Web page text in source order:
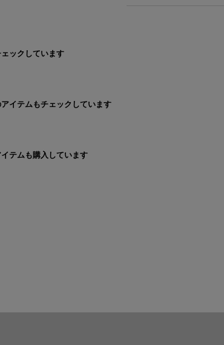
ックしています
イテムもチェックしています
テムも購入しています